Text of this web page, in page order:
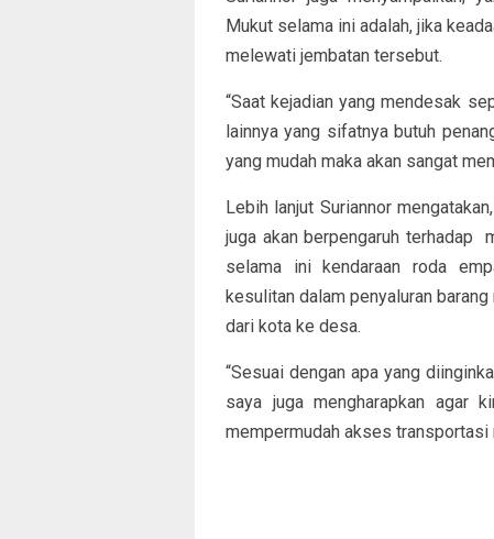
Mukut selama ini adalah, jika
melewati jembatan tersebut.
“Saat kejadian yang mendesak
lainnya yang sifatnya butuh
yang mudah maka akan sangat
Lebih lanjut Suriannor
juga akan berpengaruh terhadap
selama ini kendaraan roda
kesulitan dalam penyaluran
dari kota ke desa.
“Sesuai dengan apa yang
saya juga mengharapkan agar
mempermudah akses transportasi